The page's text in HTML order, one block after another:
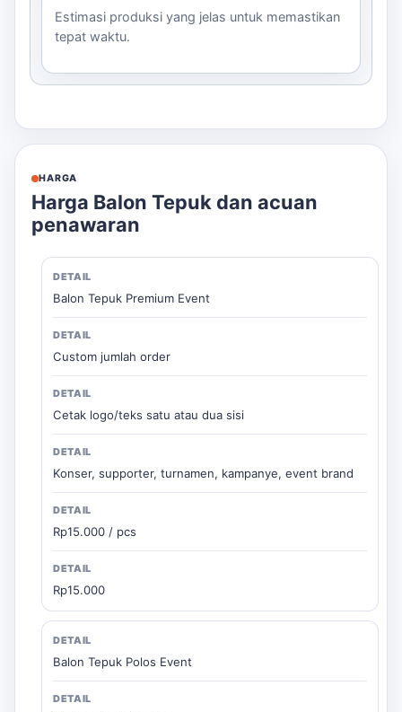
Estimasi produksi yang jelas untuk memastikan
tepat waktu.
HARGA
Harga Balon Tepuk dan acuan
penawaran
Balon Tepuk Premium Event
Custom jumlah order
Cetak logo/teks satu atau dua sisi
Konser, supporter, turnamen, kampanye, event brand
Rp15.000 / pcs
Rp15.000
Balon Tepuk Polos Event